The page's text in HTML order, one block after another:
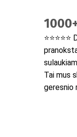
Tai mus
geresnio